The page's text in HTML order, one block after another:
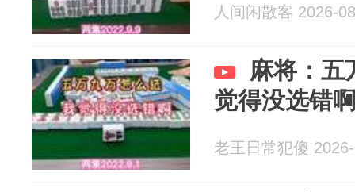
人间闲散客 2026-
麻将：五
觉得没选错
老王日常犯傻